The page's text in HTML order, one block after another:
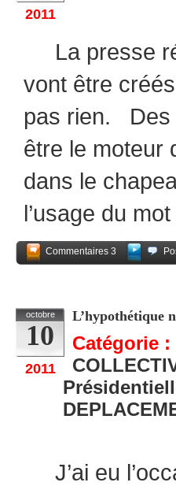
2011
La presse
vont être
pas rien. Des
être le moteur
dans le
l’usage du mot
Commentaires 3
octobre
10
2011
L’hypothétique
Catégorie :
J’ai eu